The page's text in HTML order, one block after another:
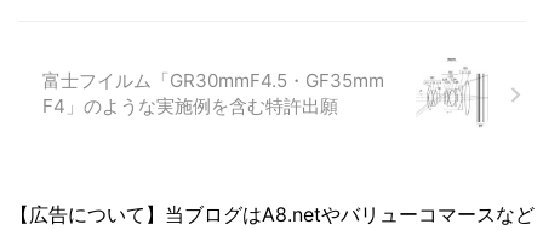
富士フイルム「GR30mmF4.5・GF35mm
F4」のような実施例を含む特許出願
【広告について】当ブログはA8.netやバリューコマースなど